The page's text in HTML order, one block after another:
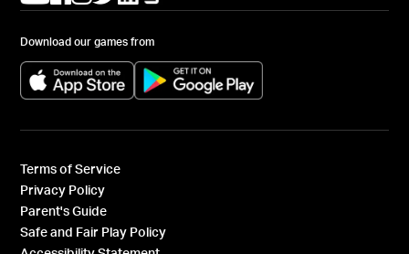
Download our games from
(opens in a new tab) (opens in a new tab)
Terms of Service
Privacy Policy
Parent's Guide
Safe and Fair Play Policy